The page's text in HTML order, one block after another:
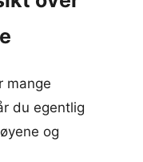
mange
du egentlig
og